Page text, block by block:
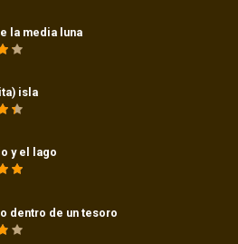
la media luna
isla
y el lago
dentro de un tesoro